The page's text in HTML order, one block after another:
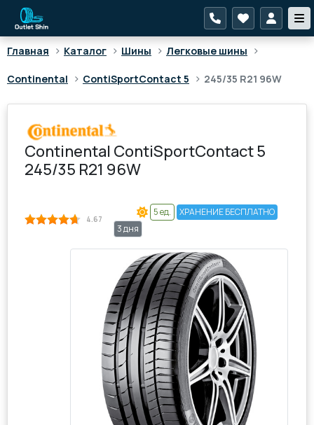
Главная > Каталог > Шины > Легковые шины >
Continental > ContiSportContact 5 > 245/35 R21 96W
Continental ContiSportContact 5
245/35 R21 96W
4.67
5 ед.
ХРАНЕНИЕ БЕСПЛАТНО
3 дня